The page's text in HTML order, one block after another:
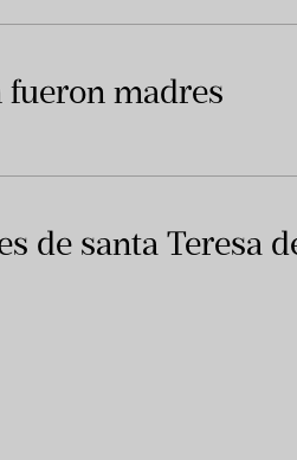
fueron madres
de santa Teresa